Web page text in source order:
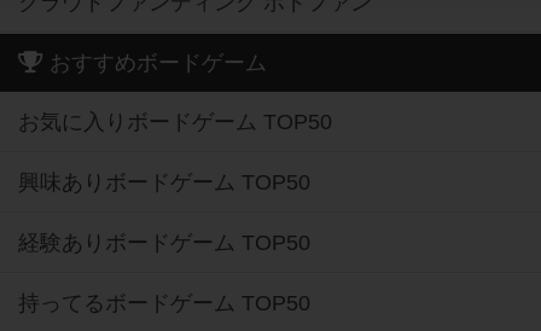
おすすめボードゲーム
お気に入りボードゲーム TOP50
興味ありボードゲーム TOP50
経験ありボードゲーム TOP50
持ってるボードゲーム TOP50